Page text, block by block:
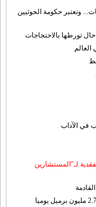
وتعتبر حكومة الحوثيين
تورطها بالاحتجاجات
في الآداب
لـ"المستشارين